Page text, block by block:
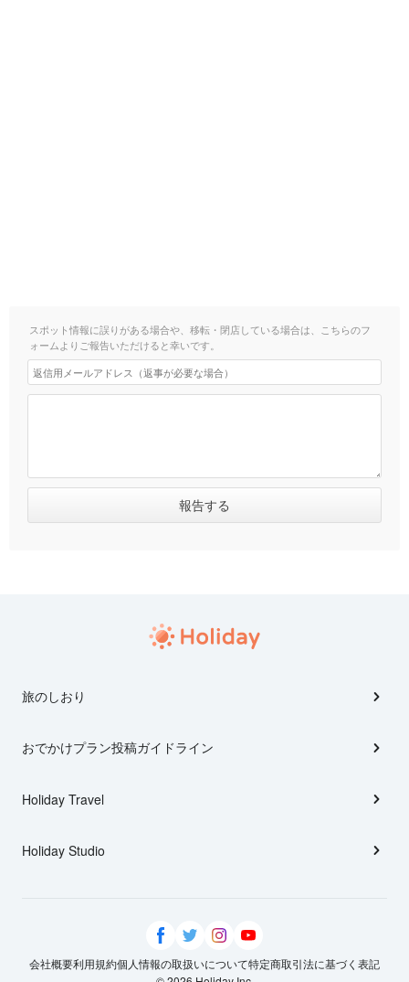
スポット情報に誤りがある場合や、移転・閉店している場合は、こちらのフ
ォームよりご報告いただけると幸いです。
旅のしおり
おでかけプラン投稿ガイドライン
Holiday Travel
Holiday Studio
会社概要利用規約個人情報の取扱いについて特定商取引法に基づく表記